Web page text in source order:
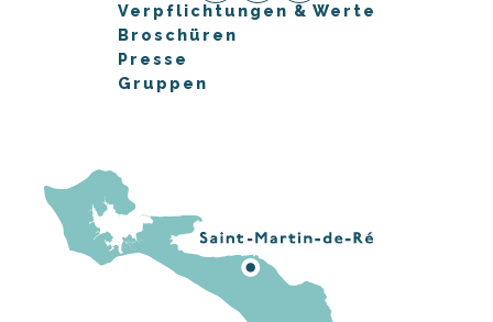
Verpflichtungen & Werte
Broschüren
Presse
Gruppen